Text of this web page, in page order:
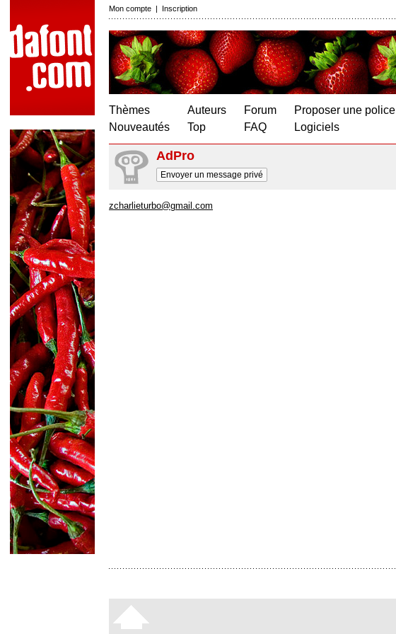
Mon compte | Inscription
Thèmes
Nouveautés
Auteurs
Top
Forum
FAQ
Proposer une police
Logiciels
AdPro
Envoyer un message privé
zcharlieturbo@gmail.com